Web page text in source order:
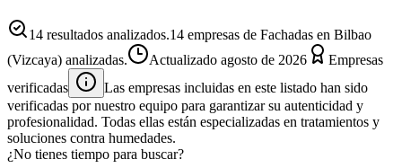
14 resultados analizados.14 empresas de Fachadas en Bilbao
(Vizcaya) analizadas.
Actualizado agosto de 2026
Empresas
verificadas
Las empresas incluidas en este listado han sido
verificadas por nuestro equipo para garantizar su autenticidad y
profesionalidad. Todas ellas están especializadas en tratamientos y
soluciones contra humedades.
¿No tienes tiempo para buscar?